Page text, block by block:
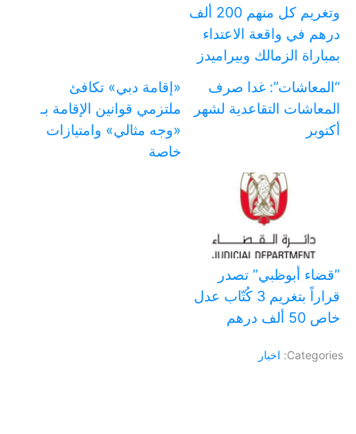
وتغريم كل منهم 200 ألف
درهم في واقعة الاعتداء
بمباراة الزمالك وبيراميدز
“المعاشات”: غدا صرف
المعاشات التقاعدية لشهر
أكتوبر
«إقامة دبي» تكافئ
ملتزمي قوانين الإقامة بـ
«وجه مثالي» وامتيازات
خاصة
‏”قضاء أبوظبي” تصدر
قراراً بتغريم 3 كُتّاب عدل
خاص 50 ألف درهم
Categories: اخبار